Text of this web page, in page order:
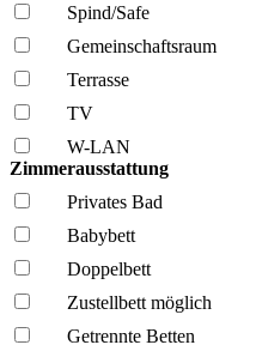
Spind/Safe
Gemeinschafts­raum
Terrasse
TV
W-LAN
Zimmerausstattung
Privates Bad
Babybett
Doppelbett
Zustellbett möglich
Getrennte Betten